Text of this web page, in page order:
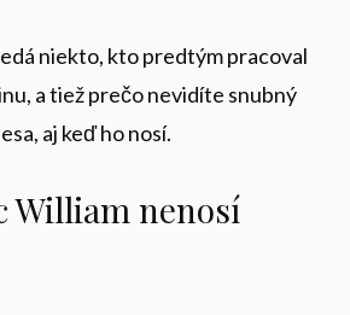
niekto, kto predtým pracoval
a tiež prečo nevidíte snubný
aj keď ho nosí.
William nenosí